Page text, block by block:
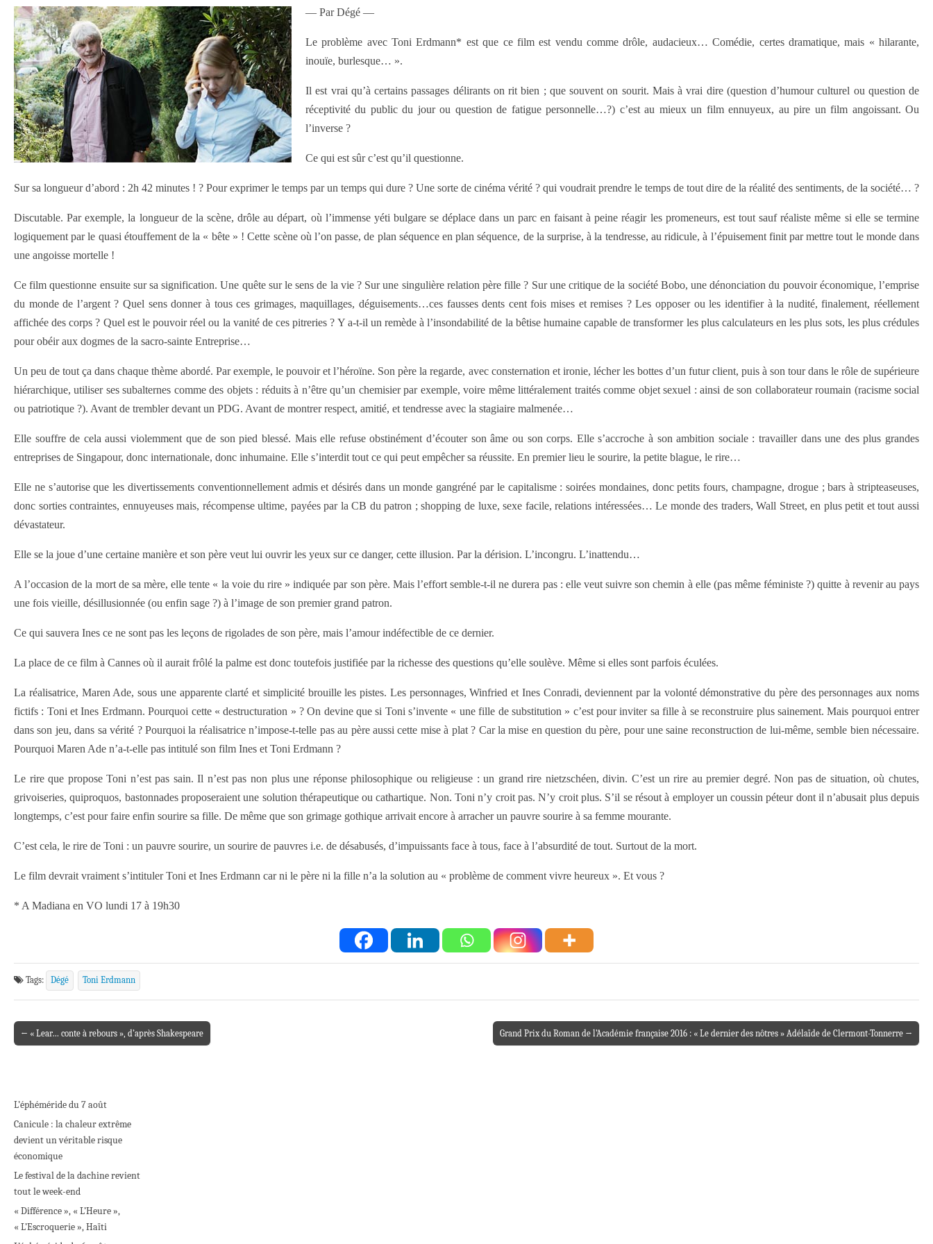
— Par Dégé —
Le problème avec Toni Erdmann* est que ce film est vendu comme drôle, audacieux… Comédie, certes dramatique, mais « hilarante,
inouïe, burlesque… ».
Il est vrai qu’à certains passages délirants on rit bien ; que souvent on sourit. Mais à vrai dire (question d’humour culturel ou question de
réceptivité du public du jour ou question de fatigue personnelle…?) c’est au mieux un film ennuyeux, au pire un film angoissant. Ou
l’inverse ?
Ce qui est sûr c’est qu’il questionne.
Sur sa longueur d’abord : 2h 42 minutes ! ? Pour exprimer le temps par un temps qui dure ? Une sorte de cinéma vérité ? qui voudrait prendre le temps de tout dire de la réalité des sentiments, de la société… ?
Discutable. Par exemple, la longueur de la scène, drôle au départ, où l’immense yéti bulgare se déplace dans un parc en faisant à peine réagir les promeneurs, est tout sauf réaliste même si elle se termine
logiquement par le quasi étouffement de la « bête » ! Cette scène où l’on passe, de plan séquence en plan séquence, de la surprise, à la tendresse, au ridicule, à l’épuisement finit par mettre tout le monde dans
une angoisse mortelle !
Ce film questionne ensuite sur sa signification. Une quête sur le sens de la vie ? Sur une singulière relation père fille ? Sur une critique de la société Bobo, une dénonciation du pouvoir économique, l’emprise
du monde de l’argent ? Quel sens donner à tous ces grimages, maquillages, déguisements…ces fausses dents cent fois mises et remises ? Les opposer ou les identifier à la nudité, finalement, réellement
affichée des corps ? Quel est le pouvoir réel ou la vanité de ces pitreries ? Y a-t-il un remède à l’insondabilité de la bêtise humaine capable de transformer les plus calculateurs en les plus sots, les plus crédules
pour obéir aux dogmes de la sacro-sainte Entreprise…
Un peu de tout ça dans chaque thème abordé. Par exemple, le pouvoir et l’héroïne. Son père la regarde, avec consternation et ironie, lécher les bottes d’un futur client, puis à son tour dans le rôle de supérieure
hiérarchique, utiliser ses subalternes comme des objets : réduits à n’être qu’un chemisier par exemple, voire même littéralement traités comme objet sexuel : ainsi de son collaborateur roumain (racisme social
ou patriotique ?). Avant de trembler devant un PDG. Avant de montrer respect, amitié, et tendresse avec la stagiaire malmenée…
Elle souffre de cela aussi violemment que de son pied blessé. Mais elle refuse obstinément d’écouter son âme ou son corps. Elle s’accroche à son ambition sociale : travailler dans une des plus grandes
entreprises de Singapour, donc internationale, donc inhumaine. Elle s’interdit tout ce qui peut empêcher sa réussite. En premier lieu le sourire, la petite blague, le rire…
Elle ne s’autorise que les divertissements conventionnellement admis et désirés dans un monde gangréné par le capitalisme : soirées mondaines, donc petits fours, champagne, drogue ; bars à stripteaseuses,
donc sorties contraintes, ennuyeuses mais, récompense ultime, payées par la CB du patron ; shopping de luxe, sexe facile, relations intéressées… Le monde des traders, Wall Street, en plus petit et tout aussi
dévastateur.
Elle se la joue d’une certaine manière et son père veut lui ouvrir les yeux sur ce danger, cette illusion. Par la dérision. L’incongru. L’inattendu…
A l’occasion de la mort de sa mère, elle tente « la voie du rire » indiquée par son père. Mais l’effort semble-t-il ne durera pas : elle veut suivre son chemin à elle (pas même féministe ?) quitte à revenir au pays
une fois vieille, désillusionnée (ou enfin sage ?) à l’image de son premier grand patron.
Ce qui sauvera Ines ce ne sont pas les leçons de rigolades de son père, mais l’amour indéfectible de ce dernier.
La place de ce film à Cannes où il aurait frôlé la palme est donc toutefois justifiée par la richesse des questions qu’elle soulève. Même si elles sont parfois éculées.
La réalisatrice, Maren Ade, sous une apparente clarté et simplicité brouille les pistes. Les personnages, Winfried et Ines Conradi, deviennent par la volonté démonstrative du père des personnages aux noms
fictifs : Toni et Ines Erdmann. Pourquoi cette « destructuration » ? On devine que si Toni s’invente « une fille de substitution » c’est pour inviter sa fille à se reconstruire plus sainement. Mais pourquoi entrer
dans son jeu, dans sa vérité ? Pourquoi la réalisatrice n’impose-t-telle pas au père aussi cette mise à plat ? Car la mise en question du père, pour une saine reconstruction de lui-même, semble bien nécessaire.
Pourquoi Maren Ade n’a-t-elle pas intitulé son film Ines et Toni Erdmann ?
Le rire que propose Toni n’est pas sain. Il n’est pas non plus une réponse philosophique ou religieuse : un grand rire nietzschéen, divin. C’est un rire au premier degré. Non pas de situation, où chutes,
grivoiseries, quiproquos, bastonnades proposeraient une solution thérapeutique ou cathartique. Non. Toni n’y croit pas. N’y croit plus. S’il se résout à employer un coussin péteur dont il n’abusait plus depuis
longtemps, c’est pour faire enfin sourire sa fille. De même que son grimage gothique arrivait encore à arracher un pauvre sourire à sa femme mourante.
C’est cela, le rire de Toni : un pauvre sourire, un sourire de pauvres i.e. de désabusés, d’impuissants face à tous, face à l’absurdité de tout. Surtout de la mort.
Le film devrait vraiment s’intituler Toni et Ines Erdmann car ni le père ni la fille n’a la solution au « problème de comment vivre heureux ». Et vous ?
* A Madiana en VO lundi 17 à 19h30
Tags: Dégé Toni Erdmann
Post navigation
← « Lear… conte à rebours », d’après Shakespeare Grand Prix du Roman de l’Académie française 2016 : « Le dernier des nôtres » Adélaïde de Clermont-Tonnerre →
L’éphéméride du 7 août
Canicule : la chaleur extrême
devient un véritable risque
économique
Le festival de la dachine revient
tout le week-end
« Différence », « L’Heure »,
« L’Escroquerie », Haïti